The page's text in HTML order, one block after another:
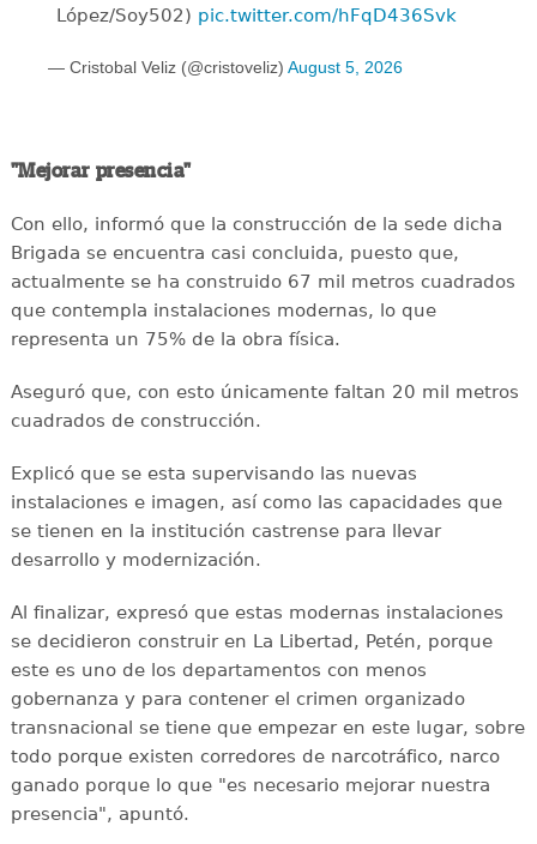
López/Soy502) pic.twitter.com/hFqD436Svk
— Cristobal Veliz (@cristoveliz) August 5, 2026
"Mejorar presencia"
Con ello, informó que la construcción de la sede dicha
Brigada se encuentra casi concluida, puesto que,
actualmente se ha construido 67 mil metros cuadrados
que contempla instalaciones modernas, lo que
representa un 75% de la obra física.
Aseguró que, con esto únicamente faltan 20 mil metros
cuadrados de construcción.
Explicó que se esta supervisando las nuevas
instalaciones e imagen, así como las capacidades que
se tienen en la institución castrense para llevar
desarrollo y modernización.
Al finalizar, expresó que estas modernas instalaciones
se decidieron construir en La Libertad, Petén, porque
este es uno de los departamentos con menos
gobernanza y para contener el crimen organizado
transnacional se tiene que empezar en este lugar, sobre
todo porque existen corredores de narcotráfico, narco
ganado porque lo que "es necesario mejorar nuestra
presencia", apuntó.